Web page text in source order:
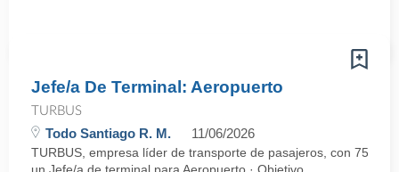
Jefe/a De Terminal: Aeropuerto
TURBUS
Todo Santiago R. M. 11/06/2026
TURBUS, empresa líder de transporte de pasajeros, con 75